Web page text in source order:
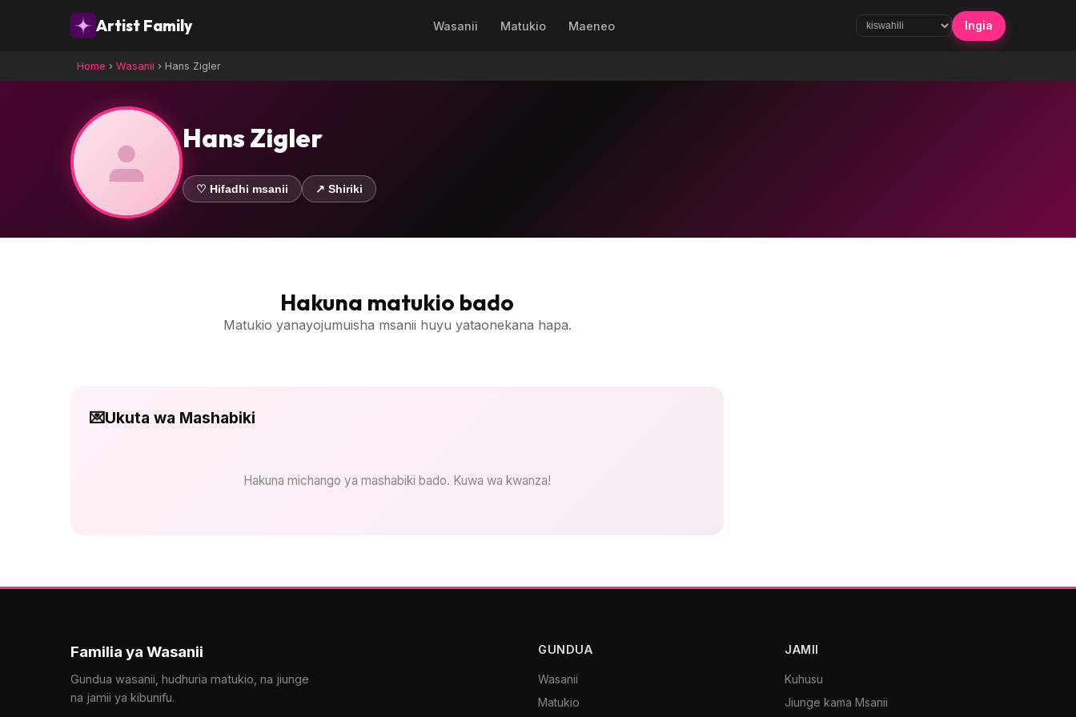
Artist Family Wasanii Matukio Maeneo Ingia
Home › Wasanii › Hans Zigler
Hans Zigler
♡ Hifadhi msanii ↗ Shiriki
Hakuna matukio bado
Matukio yanayojumuisha msanii huyu yataonekana hapa.
💌Ukuta wa Mashabiki
Hakuna michango ya mashabiki bado. Kuwa wa kwanza!
Familia ya Wasanii
Gundua wasanii, hudhuria matukio, na jiunge
na jamii ya kibunifu.
GUNDUA
Wasanii
Matukio
JAMII
Kuhusu
Jiunge kama Msanii